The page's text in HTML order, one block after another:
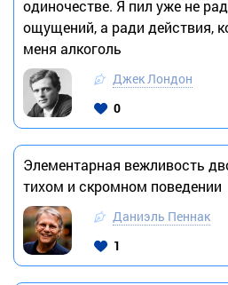
одиночестве. Я пил уже не
ощущений, а ради действия,
меня алкоголь
Джек Лондон
0
Элементарная вежливость
тихом и скромном поведении
Даниэль Пеннак
1